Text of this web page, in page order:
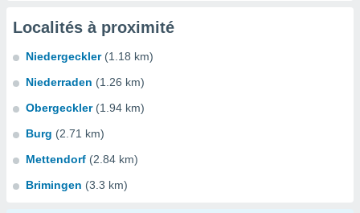
Localités à proximité
Niedergeckler (1.18 km)
Niederraden (1.26 km)
Obergeckler (1.94 km)
Burg (2.71 km)
Mettendorf (2.84 km)
Brimingen (3.3 km)